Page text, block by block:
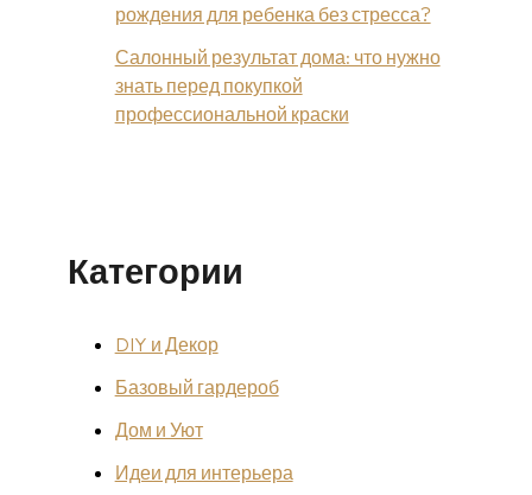
рождения для ребенка без стресса?
Салонный результат дома: что нужно
знать перед покупкой
профессиональной краски
Категории
DIY и Декор
Базовый гардероб
Дом и Уют
Идеи для интерьера